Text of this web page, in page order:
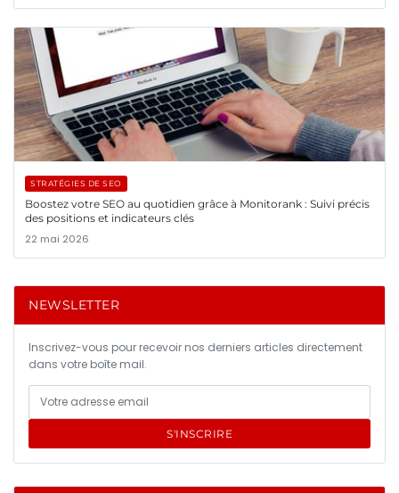
STRATÉGIES DE SEO
Boostez votre SEO au quotidien grâce à Monitorank : Suivi précis
des positions et indicateurs clés
22 mai 2026
NEWSLETTER
Inscrivez-vous pour recevoir nos derniers articles directement
dans votre boîte mail.
S'INSCRIRE